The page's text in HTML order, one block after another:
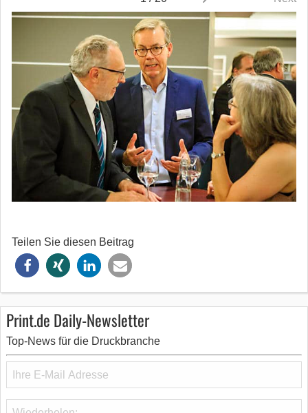
Teilen Sie diesen Beitrag
Print.de Daily-Newsletter
Top-News für die Druckbranche